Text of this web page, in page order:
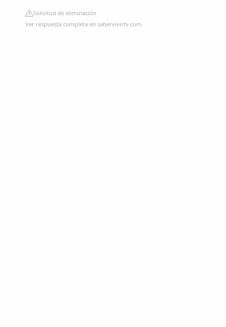
Solicitud de eliminación
Ver respuesta completa en sabervivirtv.com